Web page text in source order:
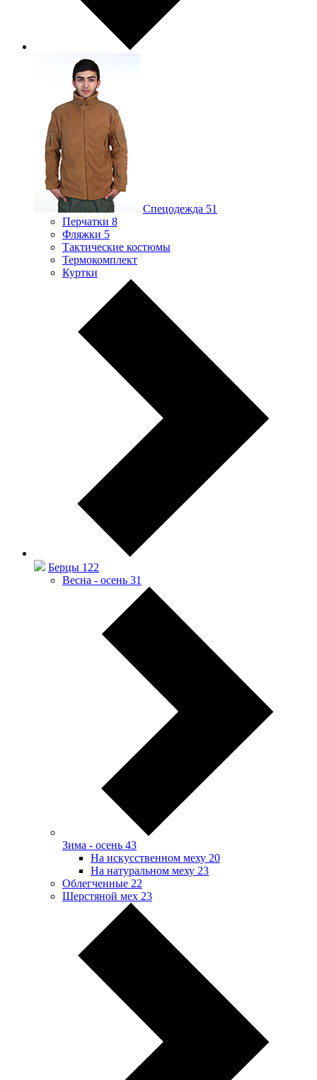
Спецодежда 51
Перчатки 8
Фляжки 5
Тактические костюмы
Термокомплект
Куртки
Берцы 122
Весна - осень 31
Зима - осень 43
На искусственном меху 20
На натуральном меху 23
Облегченные 22
Шерстяной мех 23